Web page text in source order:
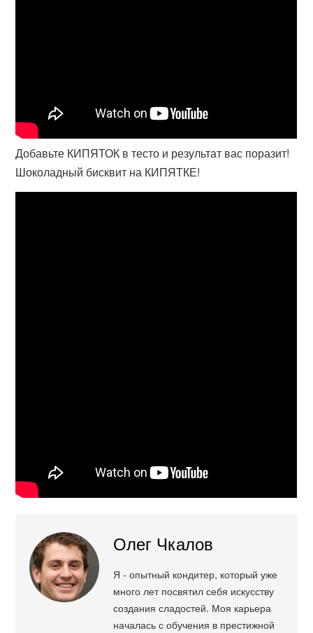
Добавьте КИПЯТОК в тесто и результат вас поразит!
Шоколадный бисквит на КИПЯТКЕ!
Олег Чкалов
Я - опытный кондитер, который уже
много лет посвятил себя искусству
создания сладостей. Моя карьера
началась с обучения в престижной